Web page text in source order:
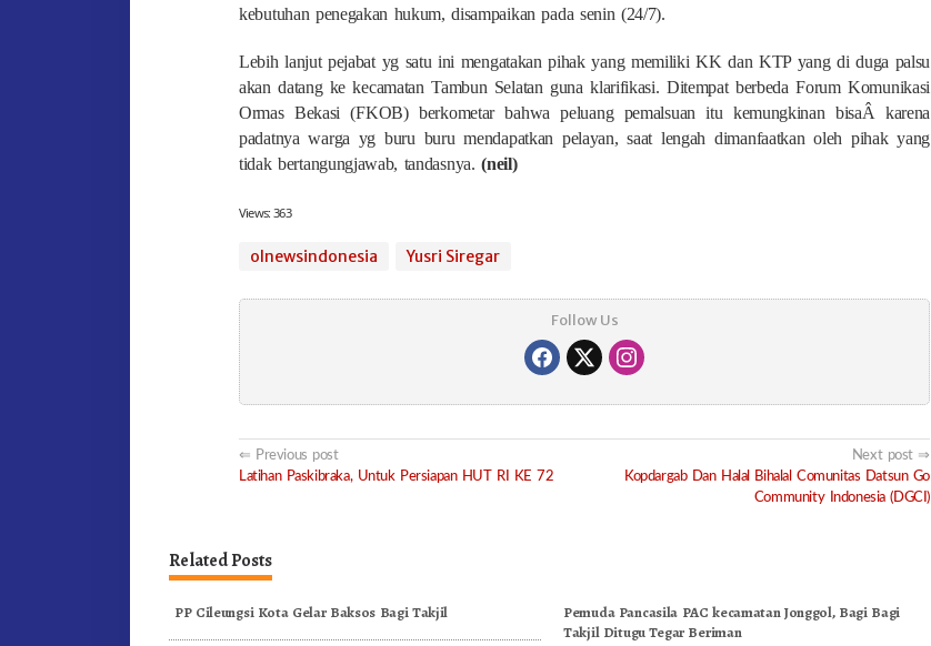
kebutuhan penegakan hukum, disampaikan pada senin (24/7).
Lebih lanjut pejabat yg satu ini mengatakan pihak yang memiliki KK dan KTP yang di duga palsu
akan datang ke kecamatan Tambun Selatan guna klarifikasi. Ditempat berbeda Forum Komunikasi
Ormas Bekasi (FKOB) berkometar bahwa peluang pemalsuan itu kemungkinan bisaÂ karena
padatnya warga yg buru buru mendapatkan pelayan, saat lengah dimanfaatkan oleh pihak yang
tidak bertangungjawab, tandasnya.(neil)
Views: 363
olnewsindonesia Yusri Siregar
Follow Us
Post
navigation
Previous post
Latihan Paskibraka, Untuk Persiapan HUT RI KE 72
Next post
Kopdargab Dan Halal Bihalal Comunitas Datsun Go
Community Indonesia (DGCI)
Related Posts
PP Cileungsi Kota Gelar Baksos Bagi Takjil
Pemuda Pancasila PAC kecamatan Jonggol, Bagi Bagi
Takjil Ditugu Tegar Beriman